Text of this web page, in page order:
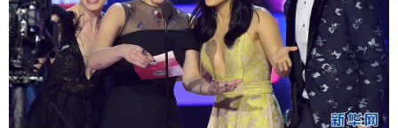
图片 视频 彩票 食品
旅游 健康 信息化 数据
金融 军事 无人机